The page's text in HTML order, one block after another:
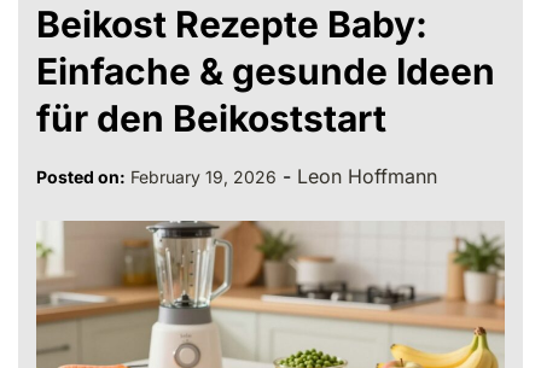
Beikost Rezepte Baby:
Einfache & gesunde Ideen
für den Beikoststart
Posted on: February 19, 2026 - Leon Hoffmann